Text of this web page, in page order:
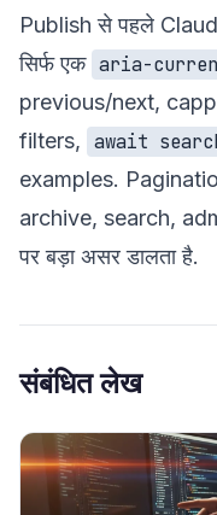
Publish से पहले
सिर्फ एक aria-
previous/next,
filters, await
examples.
archive, search,
पर बड़ा असर डालता है.
संबंधित लेख